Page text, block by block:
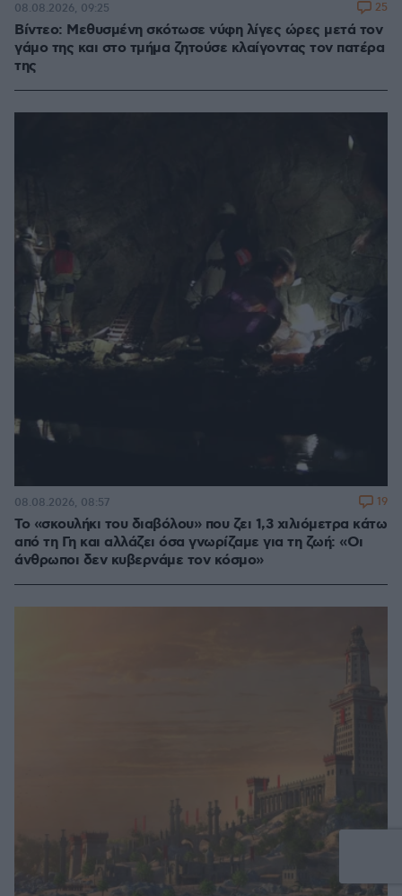
Βίντεο: Μεθυσμένη σκότωσε νύφη λίγες ώρες μετά τον
γάμο της και στο τμήμα ζητούσε κλαίγοντας τον πατέρα
της
08.08.2026, 09:25 25
Το «σκουλήκι του διαβόλου» που ζει 1,3 χιλιόμετρα κάτω
από τη Γη και αλλάζει όσα γνωρίζαμε για τη ζωή: «Οι
άνθρωποι δεν κυβερνάμε τον κόσμο»
08.08.2026, 08:57 19